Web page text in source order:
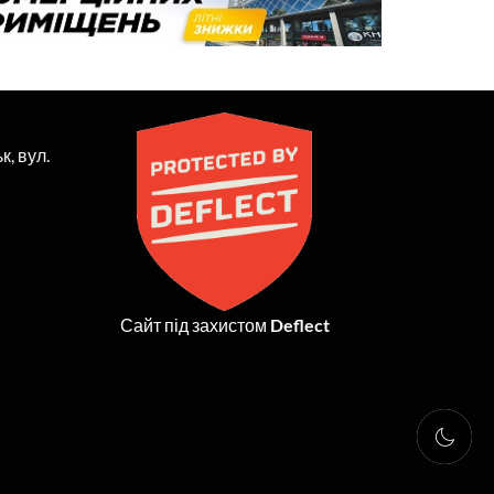
вул.
Сайт під захистом Deflect